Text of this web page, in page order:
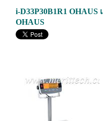
i-D33P30B1R1
OHAUS